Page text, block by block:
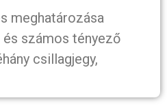
meghatározása
számos tényező
csillagjegy,